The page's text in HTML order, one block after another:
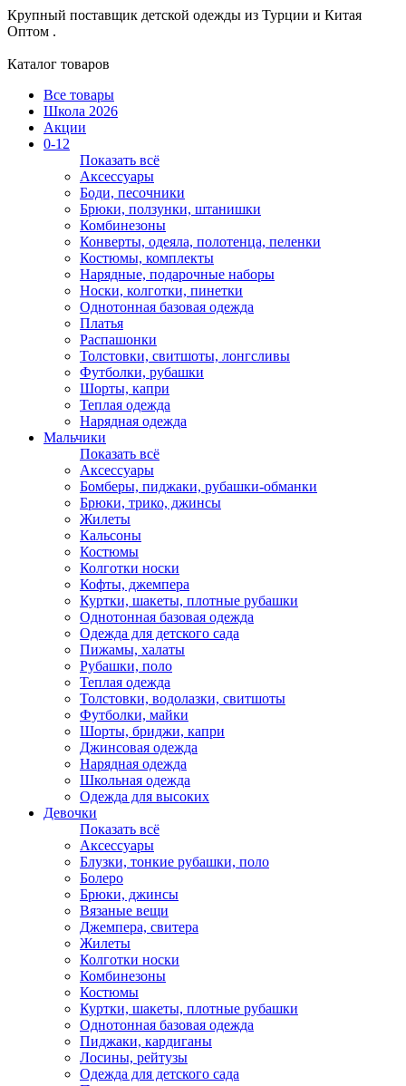
Крупный поставщик детской одежды из Турции и Китая
Оптом .
Каталог товаров
Все товары
Школа 2026
Акции
0-12
Показать всё
Аксессуары
Боди, песочники
Брюки, ползунки, штанишки
Комбинезоны
Конверты, одеяла, полотенца, пеленки
Костюмы, комплекты
Нарядные, подарочные наборы
Носки, колготки, пинетки
Однотонная базовая одежда
Платья
Распашонки
Толстовки, свитшоты, лонгсливы
Футболки, рубашки
Шорты, капри
Теплая одежда
Нарядная одежда
Мальчики
Показать всё
Аксессуары
Бомберы, пиджаки, рубашки-обманки
Брюки, трико, джинсы
Жилеты
Кальсоны
Костюмы
Колготки носки
Кофты, джемпера
Куртки, шакеты, плотные рубашки
Однотонная базовая одежда
Одежда для детского сада
Пижамы, халаты
Рубашки, поло
Теплая одежда
Толстовки, водолазки, свитшоты
Футболки, майки
Шорты, бриджи, капри
Джинсовая одежда
Нарядная одежда
Школьная одежда
Одежда для высоких
Девочки
Показать всё
Аксессуары
Блузки, тонкие рубашки, поло
Болеро
Брюки, джинсы
Вязаные вещи
Джемпера, свитера
Жилеты
Колготки носки
Комбинезоны
Костюмы
Куртки, шакеты, плотные рубашки
Однотонная базовая одежда
Пиджаки, кардиганы
Лосины, рейтузы
Одежда для детского сада